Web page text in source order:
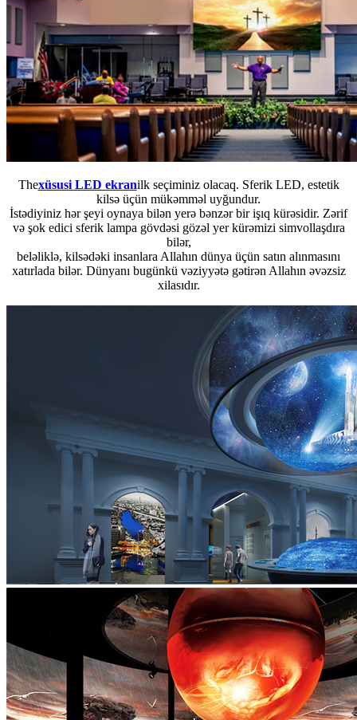
Thexüsusi LED ekranilk seçiminiz olacaq. Sferik LED, estetik
kilsə üçün mükəmməl uyğundur.
İstədiyiniz hər şeyi oynaya bilən yerə bənzər bir işıq kürəsidir. Zərif
və şok edici sferik lampa gövdəsi gözəl yer kürəmizi simvollaşdıra
bilər,
beləliklə, kilsədəki insanlara Allahın dünya üçün satın alınmasını
xatırlada bilər. Dünyanı bugünkü vəziyyətə gətirən Allahın əvəzsiz
xilasıdır.